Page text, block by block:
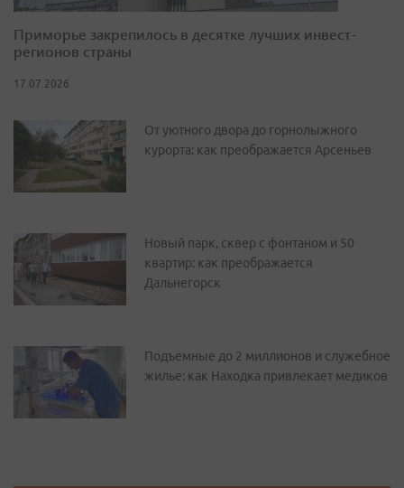
Приморье закрепилось в десятке лучших инвест-
регионов страны
17.07.2026
От уютного двора до горнолыжного
курорта: как преображается Арсеньев
Новый парк, сквер с фонтаном и 50
квартир: как преображается
Дальнегорск
Подъемные до 2 миллионов и служебное
жилье: как Находка привлекает медиков